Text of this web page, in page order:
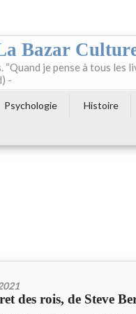
Bazar
je pense à tous les
-
Psychologie Histoire
des rois, de Steve